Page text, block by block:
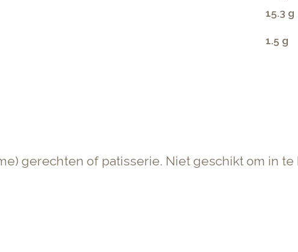
15.3 g
1.5 g
gerechten of patisserie. Niet geschikt om in te